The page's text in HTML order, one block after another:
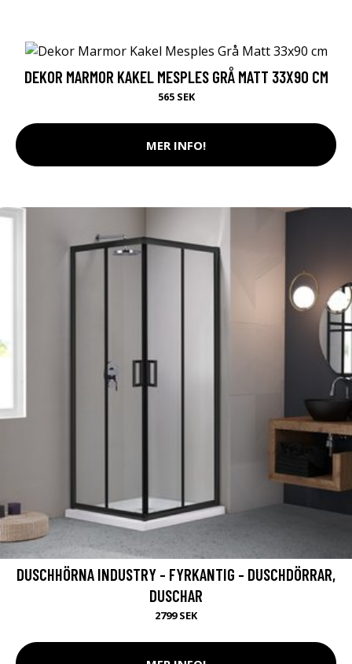
DEKOR MARMOR KAKEL MESPLES GRÅ MATT 33X90 CM
565 SEK
MER INFO!
DUSCHHÖRNA INDUSTRY - FYRKANTIG - DUSCHDÖRRAR,
DUSCHAR
2799 SEK